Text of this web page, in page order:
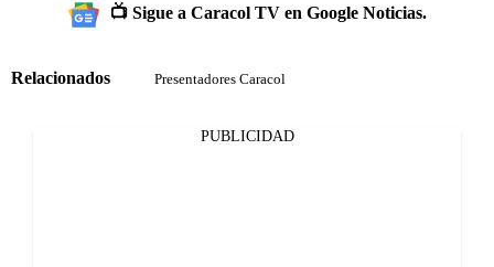
📺 Sigue a Caracol TV en Google Noticias.
Relacionados Presentadores Caracol
PUBLICIDAD